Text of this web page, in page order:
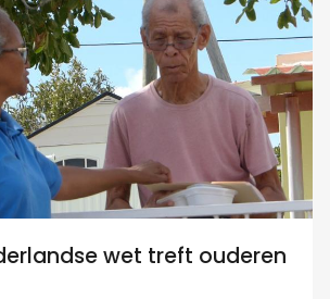
wet treft ouderen